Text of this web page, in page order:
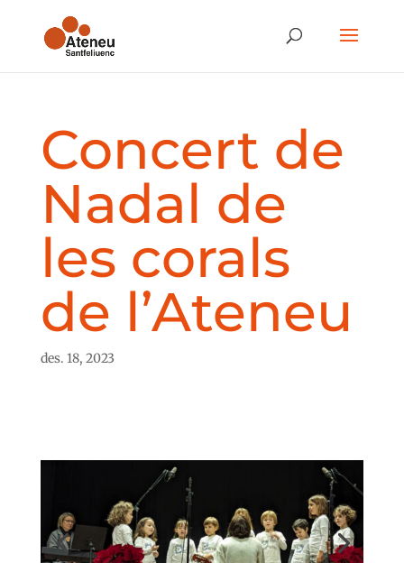
Concert de
Nadal de
les corals
de l’Ateneu
des. 18, 2023